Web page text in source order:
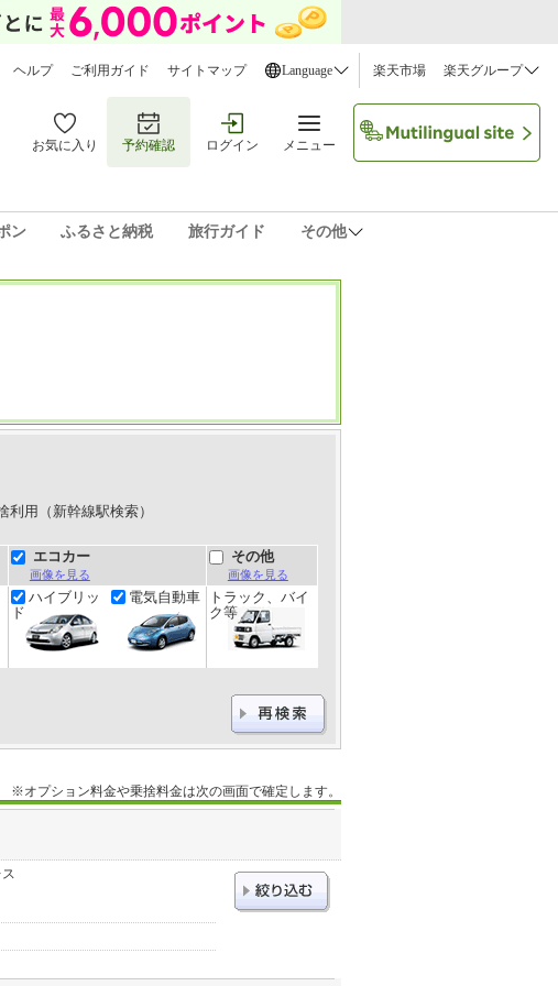
ヘルプ ご利用ガイド サイトマップ Language 楽天市場 楽天グループ
お気に入り 予約確認 ログイン メニュー
ン ふるさと納税 旅行ガイド その他
利用（新幹線駅検索）
エコカー
画像を見る
その他
画像を見る
ハイブリッ
ド
電気自動車
トラック、バイ
ク等
※オプション料金や乗捨料金は次の画面で確定します。